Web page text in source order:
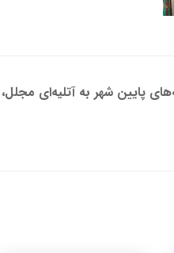
پایین شهر به آتلیه‌ای